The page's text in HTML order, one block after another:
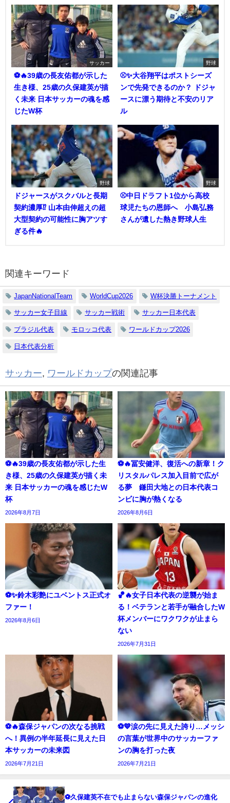
サッカー
⚽🔥39歳の長友佑都が示した
生き様、25歳の久保建英が描
く未来 日本サッカーの魂を感
じたW杯
野球
⚾✨大谷翔平はポストシーズ
ンで先発できるのか？ ドジャ
ースに漂う期待と不安のリア
ル
野球
ドジャースがスクバルと長期
契約濃厚⁉︎ 山本由伸超えの超
大型契約の可能性に胸アツす
ぎる件🔥
野球
⚾中日ドラフト1位から高校
球児たちの恩師へ 小島弘務
さんが遺した熱き野球人生
関連キーワード
JapanNationalTeam WorldCup2026 W杯決勝トーナメント
サッカー女子目線 サッカー戦術 サッカー日本代表
ブラジル代表 モロッコ代表 ワールドカップ2026
日本代表分析
サッカー, ワールドカップの関連記事
⚽🔥39歳の長友佑都が示した生
き様、25歳の久保建英が描く未
来 日本サッカーの魂を感じたW
杯
2026年8月7日
⚽🔥冨安健洋、復活への新章！ク
リスタルパレス加入目前で広が
る夢 鎌田大地との日本代表コ
ンビに胸が熱くなる
2026年8月6日
⚽✨鈴木彩艶にユベントス正式オ
ファー！
2026年8月6日
🏀🔥女子日本代表の逆襲が始ま
る！ベテランと若手が融合したW
杯メンバーにワクワクが止まら
ない
2026年7月31日
⚽🔥森保ジャパンの次なる挑戦
へ！異例の半年延長に見えた日
本サッカーの未来図
2026年7月21日
⚽💙涙の先に見えた誇り…メッシ
の言葉が世界中のサッカーファ
ンの胸を打った夜
2026年7月21日
⚽久保建英不在でも止まらない森保ジャパンの進化